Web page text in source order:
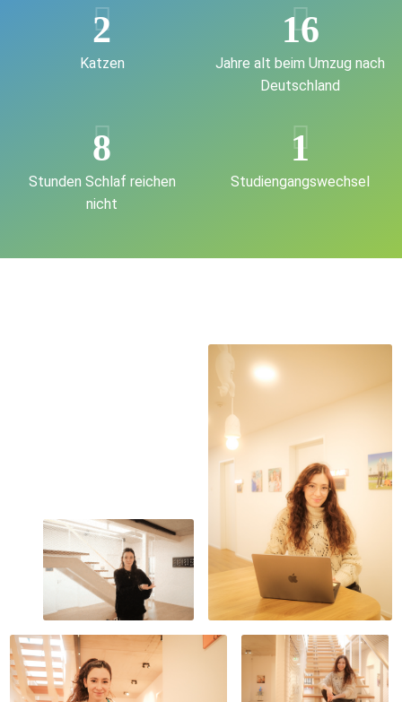
2
Katzen
16
Jahre alt beim Umzug nach
Deutschland
8
Stunden Schlaf reichen
nicht
1
Studiengangswechsel